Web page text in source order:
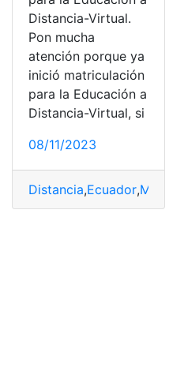
Distancia-Virtual.
Pon mucha
atención porque ya
inició matriculación
para la Educación a
Distancia-Virtual, si
08/11/2023
Distancia,Ecuador,